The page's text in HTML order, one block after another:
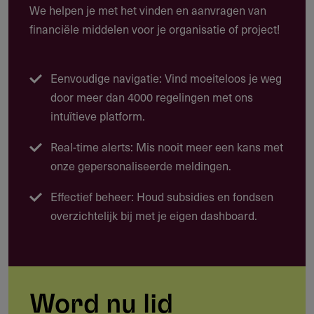
boeddhistische waarden integreren in onderwijs, cultuur
en maatschappij.
boeddhistische wijsheid universele waarde heeft, ook voor
niet-boeddhisten, en dat projecten moeten bijdragen aan
compassie, inzicht en culturele duurzaamheid.
Welke projecten komen in aanmerking?
Vertaling van boeddhistische teksten in lokale talen
Educatieve programma’s over dharma of meditatie
Onderzoek naar boeddhistische filosofie of
Culturele en artistieke initiatieven met boeddhistische
We helpen je met het vinden en aanvragen van
financiële middelen voor je organisatie of project!
Eenvoudige navigatie: Vind moeiteloos je weg
door meer dan 4000 regelingen met ons
intuïtieve platform.
Real-time alerts: Mis nooit meer een kans met
onze gepersonaliseerde meldingen.
Effectief beheer: Houd subsidies en fondsen
overzichtelijk bij met je eigen dashboard.
Word nu lid